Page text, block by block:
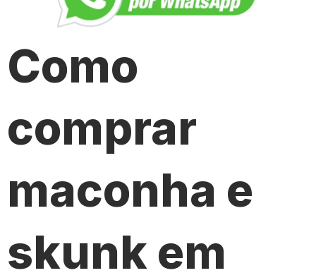
Como
comprar
maconha e
skunk em